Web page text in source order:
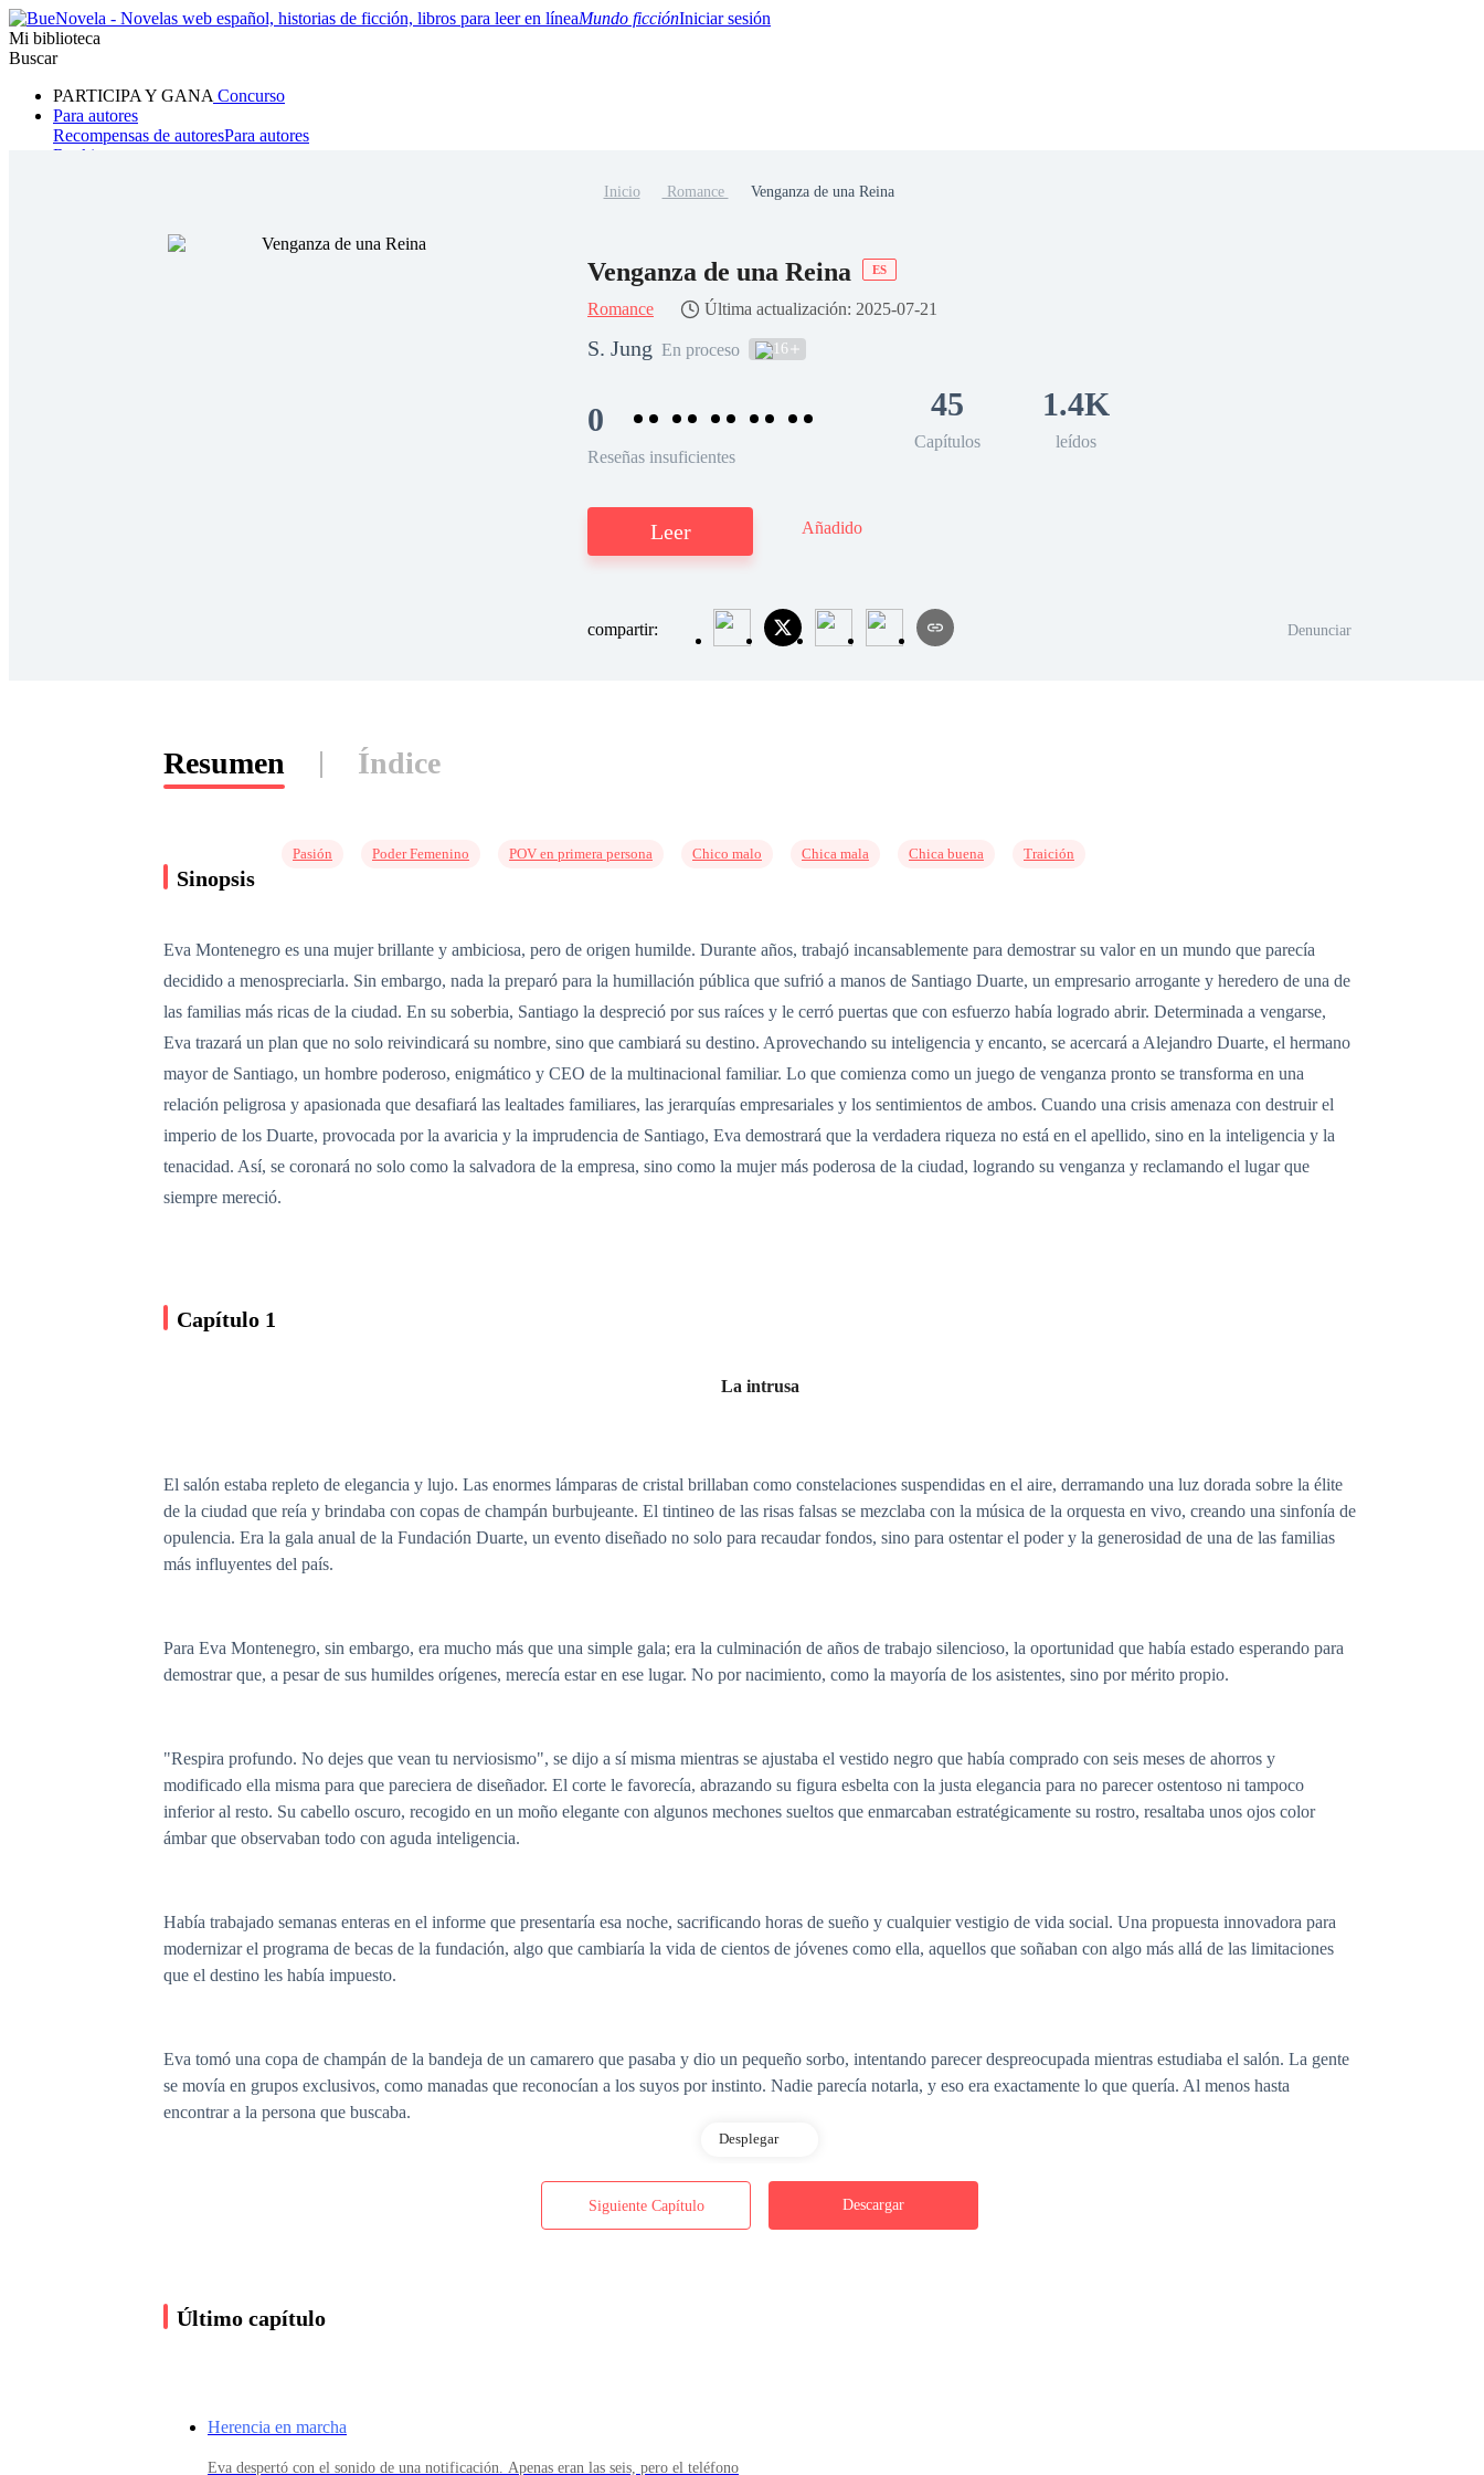
Mundo ficciónIniciar sesión
Mi biblioteca
Buscar
PARTICIPA Y GANA Concurso
Para autores
Recompensas de autoresPara autores
Ranking
Hombre lobo Mafia Sistema Fantasía
Inicio Romance Venganza de una Reina
Venganza de una Reina ES
Romance Última actualización: 2025-07-21
S. Jung En proceso 16
0
Reseñas insuficientes
45
Capítulos
1.4K
leídos
Leer Añadido
compartir: Denunciar
Resumen Índice
Sinopsis
Pasión Poder Femenino POV en primera persona Chico malo Chica mala Chica buena Traición
Eva Montenegro es una mujer brillante y ambiciosa, pero de origen humilde. Durante años, trabajó incansablemente para demostrar su valor en un mundo que parecía
decidido a menospreciarla. Sin embargo, nada la preparó para la humillación pública que sufrió a manos de Santiago Duarte, un empresario arrogante y heredero de una de
las familias más ricas de la ciudad. En su soberbia, Santiago la despreció por sus raíces y le cerró puertas que con esfuerzo había logrado abrir. Determinada a vengarse,
Eva trazará un plan que no solo reivindicará su nombre, sino que cambiará su destino. Aprovechando su inteligencia y encanto, se acercará a Alejandro Duarte, el hermano
mayor de Santiago, un hombre poderoso, enigmático y CEO de la multinacional familiar. Lo que comienza como un juego de venganza pronto se transforma en una
relación peligrosa y apasionada que desafiará las lealtades familiares, las jerarquías empresariales y los sentimientos de ambos. Cuando una crisis amenaza con destruir el
imperio de los Duarte, provocada por la avaricia y la imprudencia de Santiago, Eva demostrará que la verdadera riqueza no está en el apellido, sino en la inteligencia y la
tenacidad. Así, se coronará no solo como la salvadora de la empresa, sino como la mujer más poderosa de la ciudad, logrando su venganza y reclamando el lugar que
siempre mereció.
Capítulo 1
La intrusa
El salón estaba repleto de elegancia y lujo. Las enormes lámparas de cristal brillaban como constelaciones suspendidas en el aire, derramando una luz dorada sobre la élite
de la ciudad que reía y brindaba con copas de champán burbujeante. El tintineo de las risas falsas se mezclaba con la música de la orquesta en vivo, creando una sinfonía de
opulencia. Era la gala anual de la Fundación Duarte, un evento diseñado no solo para recaudar fondos, sino para ostentar el poder y la generosidad de una de las familias
más influyentes del país.
Para Eva Montenegro, sin embargo, era mucho más que una simple gala; era la culminación de años de trabajo silencioso, la oportunidad que había estado esperando para
demostrar que, a pesar de sus humildes orígenes, merecía estar en ese lugar. No por nacimiento, como la mayoría de los asistentes, sino por mérito propio.
"Respira profundo. No dejes que vean tu nerviosismo", se dijo a sí misma mientras se ajustaba el vestido negro que había comprado con seis meses de ahorros y
modificado ella misma para que pareciera de diseñador. El corte le favorecía, abrazando su figura esbelta con la justa elegancia para no parecer ostentoso ni tampoco
inferior al resto. Su cabello oscuro, recogido en un moño elegante con algunos mechones sueltos que enmarcaban estratégicamente su rostro, resaltaba unos ojos color
ámbar que observaban todo con aguda inteligencia.
Había trabajado semanas enteras en el informe que presentaría esa noche, sacrificando horas de sueño y cualquier vestigio de vida social. Una propuesta innovadora para
modernizar el programa de becas de la fundación, algo que cambiaría la vida de cientos de jóvenes como ella, aquellos que soñaban con algo más allá de las limitaciones
que el destino les había impuesto.
Eva tomó una copa de champán de la bandeja de un camarero que pasaba y dio un pequeño sorbo, intentando parecer despreocupada mientras estudiaba el salón. La gente
se movía en grupos exclusivos, como manadas que reconocían a los suyos por instinto. Nadie parecía notarla, y eso era exactamente lo que quería. Al menos hasta
encontrar a la persona que buscaba.
A lo lejos, entre un grupo de empresarios que reían con demasiado entusiasmo, Eva divisó a Santiago Duarte, el heredero al frente de la fundación y la razón de su
presencia esa noche. Su porte era impecable, con un traje azul oscuro hecho a medida que destacaba sus hombros anchos, su cabello rubio perfectamente peinado y esa
Desplegar
Siguiente Capítulo Descargar
Último capítulo
Herencia en marcha
Eva despertó con el sonido de una notificación. Apenas eran las seis, pero el teléfono